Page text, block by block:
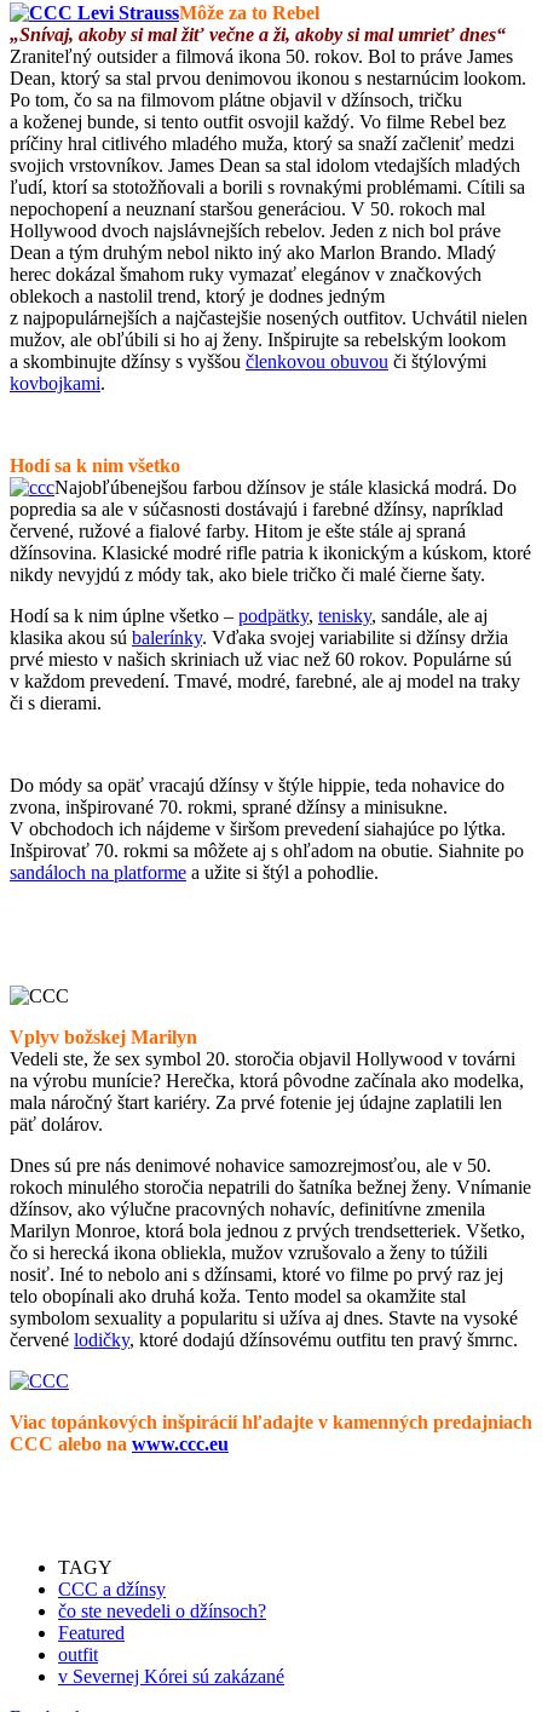
Môže za to Rebel
„Snívaj, akoby si mal žiť večne a ži, akoby si mal umrieť dnes“
Zraniteľný outsider a filmová ikona 50. rokov. Bol to práve James
Dean, ktorý sa stal prvou denimovou ikonou s nestarnúcim lookom.
Po tom, čo sa na filmovom plátne objavil v džínsoch, tričku
a koženej bunde, si tento outfit osvojil každý. Vo filme Rebel bez
príčiny hral citlivého mladého muža, ktorý sa snaží začleniť medzi
svojich vrstovníkov. James Dean sa stal idolom vtedajších mladých
ľudí, ktorí sa stotožňovali a borili s rovnakými problémami. Cítili sa
nepochopení a neuznaní staršou generáciou. V 50. rokoch mal
Hollywood dvoch najslávnejších rebelov. Jeden z nich bol práve
Dean a tým druhým nebol nikto iný ako Marlon Brando. Mladý
herec dokázal šmahom ruky vymazať elegánov v značkových
oblekoch a nastolil trend, ktorý je dodnes jedným
z najpopulárnejších a najčastejšie nosených outfitov. Uchvátil nielen
mužov, ale obľúbili si ho aj ženy. Inšpirujte sa rebelským lookom
a skombinujte džínsy s vyššou členkovou obuvou či štýlovými
kovbojkami.
Hodí sa k nim všetko
Najobľúbenejšou farbou džínsov je stále klasická modrá. Do
popredia sa ale v súčasnosti dostávajú i farebné džínsy, napríklad
červené, ružové a fialové farby. Hitom je ešte stále aj spraná
džínsovina. Klasické modré rifle patria k ikonickým a kúskom, ktoré
nikdy nevyjdú z módy tak, ako biele tričko či malé čierne šaty.
Hodí sa k nim úplne všetko – podpätky, tenisky, sandále, ale aj
klasika akou sú balerínky. Vďaka svojej variabilite si džínsy držia
prvé miesto v našich skriniach už viac než 60 rokov. Populárne sú
v každom prevedení. Tmavé, modré, farebné, ale aj model na traky
či s dierami.
Do módy sa opäť vracajú džínsy v štýle hippie, teda nohavice do
zvona, inšpirované 70. rokmi, sprané džínsy a minisukne.
V obchodoch ich nájdeme v širšom prevedení siahajúce po lýtka.
Inšpirovať 70. rokmi sa môžete aj s ohľadom na obutie. Siahnite po
sandáloch na platforme a užite si štýl a pohodlie.
Vplyv božskej Marilyn
Vedeli ste, že sex symbol 20. storočia objavil Hollywood v továrni
na výrobu munície? Herečka, ktorá pôvodne začínala ako modelka,
mala náročný štart kariéry. Za prvé fotenie jej údajne zaplatili len
päť dolárov.
Dnes sú pre nás denimové nohavice samozrejmosťou, ale v 50.
rokoch minulého storočia nepatrili do šatníka bežnej ženy. Vnímanie
džínsov, ako výlučne pracovných nohavíc, definitívne zmenila
Marilyn Monroe, ktorá bola jednou z prvých trendsetteriek. Všetko,
čo si herecká ikona obliekla, mužov vzrušovalo a ženy to túžili
nosiť. Iné to nebolo ani s džínsami, ktoré vo filme po prvý raz jej
telo obopínali ako druhá koža. Tento model sa okamžite stal
symbolom sexuality a popularitu si užíva aj dnes. Stavte na vysoké
červené lodičky, ktoré dodajú džínsovému outfitu ten pravý šmrnc.
Viac topánkových inšpirácií hľadajte v kamenných predajniach
CCC alebo na www.ccc.eu
TAGY
CCC a džínsy
čo ste nevedeli o džínsoch?
Featured
outfit
v Severnej Kórei sú zakázané